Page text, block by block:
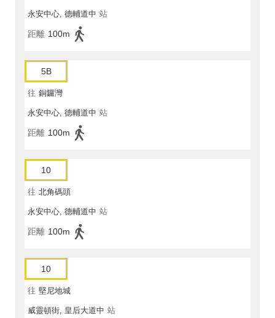
永安中心, 德輔道中 站
距離 100m
5B
往 銅鑼灣
永安中心, 德輔道中 站
距離 100m
10
往 北角碼頭
永安中心, 德輔道中 站
距離 100m
10
往 堅尼地城
威靈頓街, 皇后大道中 站